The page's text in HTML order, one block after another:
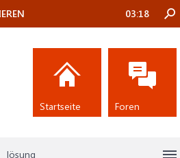
lösung
03:18
Startseite Foren